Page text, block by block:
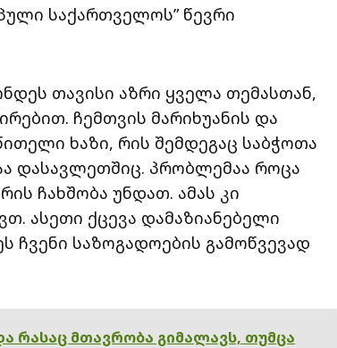
საქართველოს” წევრი
თავისი აზრი ყველა თემასთან,
ჩემთვის მარიხუანის და
ხაზი, რის შემდეგაც საბჭოთა
დასავლეთშიც. პრობლემაა როცა
ჩახშობა უნდათ. ამას კი
ასეთი ქცევა დამაზიანებელი
ჩვენი საზოგადოების გამოწვევად
რასაც მთავრობა გიმალავს, თუმცა